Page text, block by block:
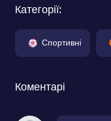
Категорії:
Спортивні
Коментарі